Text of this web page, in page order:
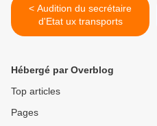
< Audition du secrétaire
d'Etat ux transports
Hébergé par Overblog
Top articles
Pages